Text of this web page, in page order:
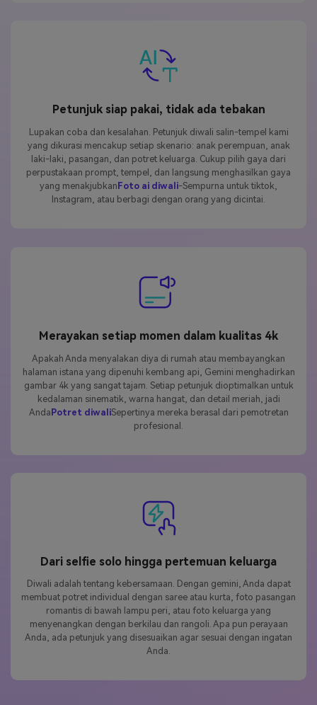
Petunjuk siap pakai, tidak ada tebakan
Lupakan coba dan kesalahan. Petunjuk diwali salin-tempel kami
yang dikurasi mencakup setiap skenario: anak perempuan, anak
laki-laki, pasangan, dan potret keluarga. Cukup pilih gaya dari
perpustakaan prompt, tempel, dan langsung menghasilkan gaya
yang menakjubkan Foto ai diwali-Sempurna untuk tiktok,
Instagram, atau berbagi dengan orang yang dicintai.
Merayakan setiap momen dalam kualitas 4k
Apakah Anda menyalakan diya di rumah atau membayangkan
halaman istana yang dipenuhi kembang api, Gemini menghadirkan
gambar 4k yang sangat tajam. Setiap petunjuk dioptimalkan untuk
kedalaman sinematik, warna hangat, dan detail meriah, jadi
Anda Potret diwaliSepertinya mereka berasal dari pemotretan
profesional.
Dari selfie solo hingga pertemuan keluarga
Diwali adalah tentang kebersamaan. Dengan gemini, Anda dapat
membuat potret individual dengan saree atau kurta, foto pasangan
romantis di bawah lampu peri, atau foto keluarga yang
menyenangkan dengan berkilau dan rangoli. Apa pun perayaan
Anda, ada petunjuk yang disesuaikan agar sesuai dengan ingatan
Anda.